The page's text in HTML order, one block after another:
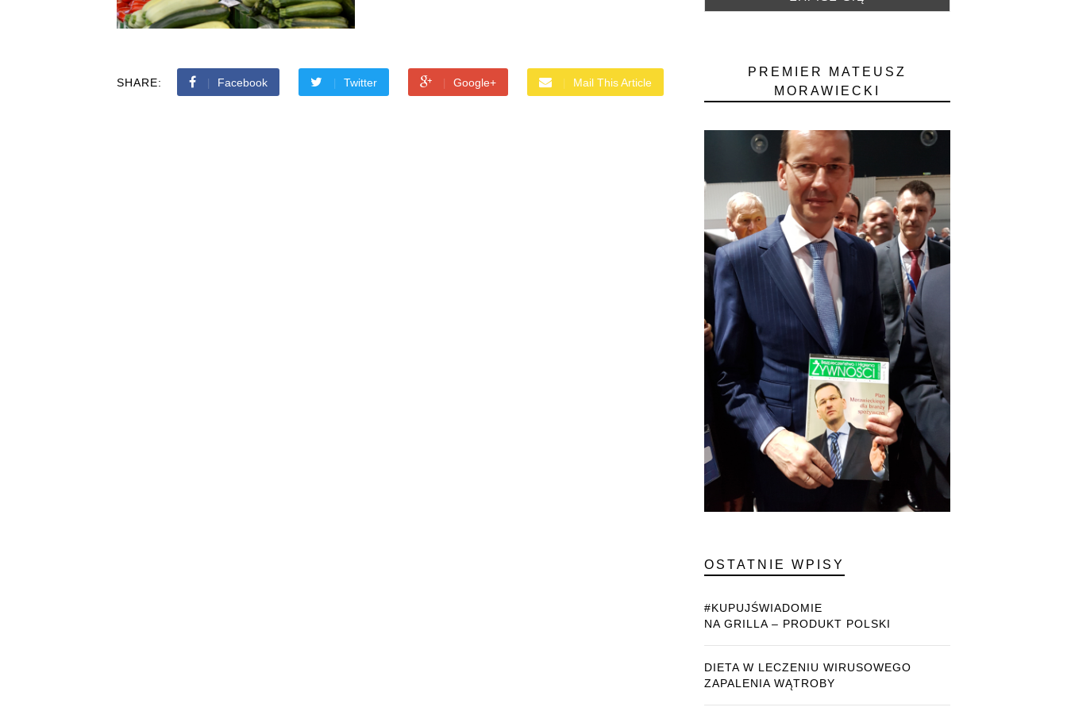
SHARE: Facebook Twitter Google+ Mail This Article
PREMIER MATEUSZ
MORAWIECKI
OSTATNIE WPISY
#KUPUJŚWIADOMIE
NA GRILLA – PRODUKT POLSKI
DIETA W LECZENIU WIRUSOWEGO
ZAPALENIA WĄTROBY